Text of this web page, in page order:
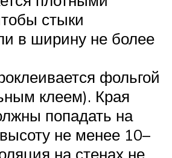
стыки
в ширину не более
фольгой
клеем). Края
попадать на
не менее 10–
на стенах не